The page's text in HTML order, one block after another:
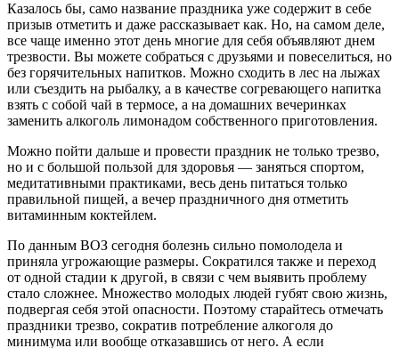
Казалось бы, само название праздника уже содержит в себе
призыв отметить и даже рассказывает как. Но, на самом деле,
все чаще именно этот день многие для себя объявляют днем
трезвости. Вы можете собраться с друзьями и повеселиться, но
без горячительных напитков. Можно сходить в лес на лыжах
или съездить на рыбалку, а в качестве согревающего напитка
взять с собой чай в термосе, а на домашних вечеринках
заменить алкоголь лимонадом собственного приготовления.
Можно пойти дальше и провести праздник не только трезво,
но и с большой пользой для здоровья — заняться спортом,
медитативными практиками, весь день питаться только
правильной пищей, а вечер праздничного дня отметить
витаминным коктейлем.
По данным ВОЗ сегодня болезнь сильно помолодела и
приняла угрожающие размеры. Сократился также и переход
от одной стадии к другой, в связи с чем выявить проблему
стало сложнее. Множество молодых людей губят свою жизнь,
подвергая себя этой опасности. Поэтому старайтесь отмечать
праздники трезво, сократив потребление алкоголя до
минимума или вообще отказавшись от него. А если